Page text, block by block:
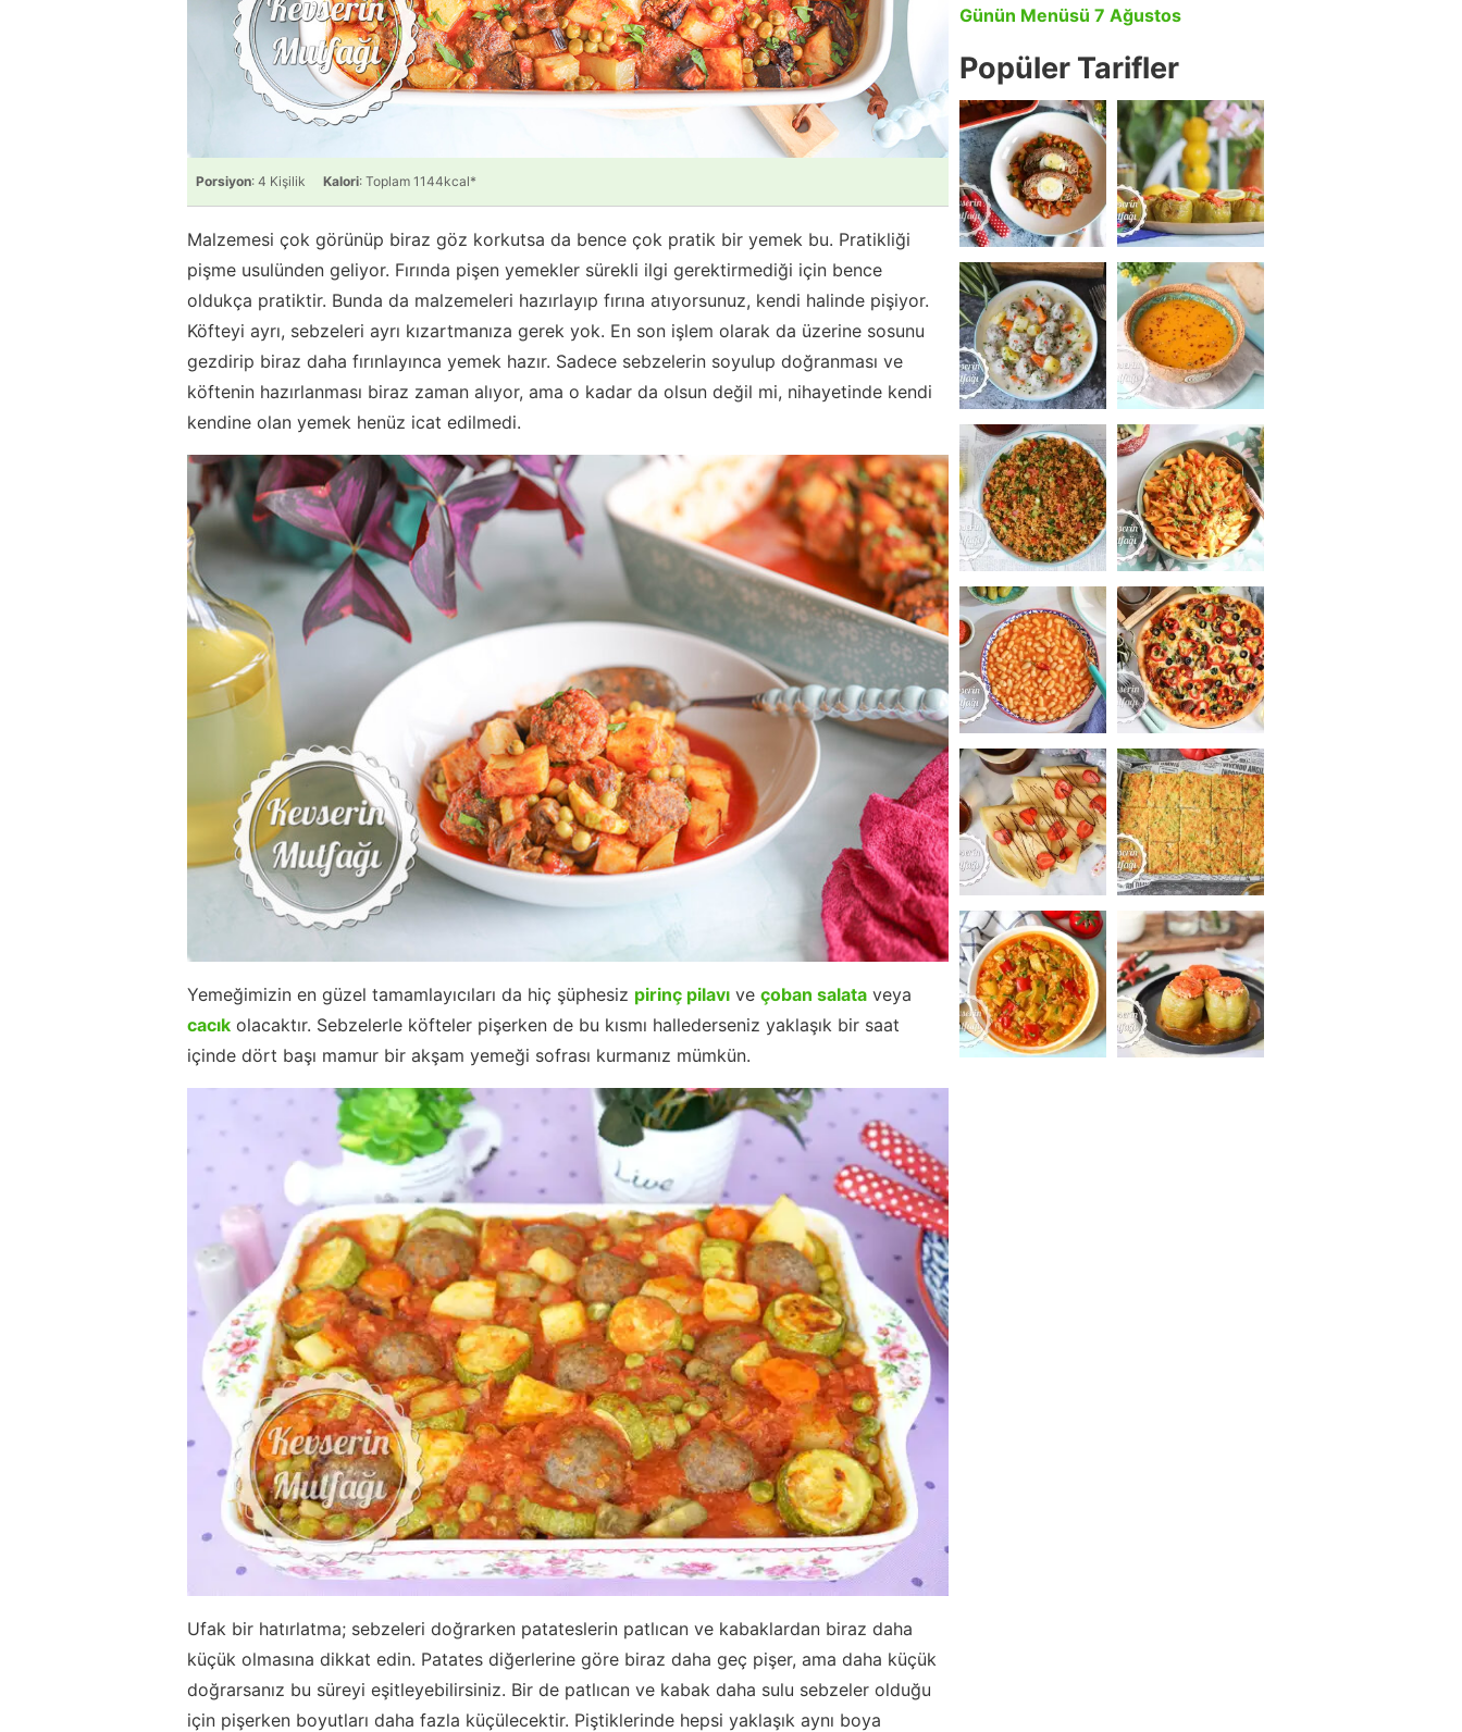
Porsiyon: 4 Kişilik Kalori: Toplam 1144kcal*
Malzemesi çok görünüp biraz göz korkutsa da bence çok pratik bir yemek bu. Pratikliği
pişme usulünden geliyor. Fırında pişen yemekler sürekli ilgi gerektirmediği için bence
oldukça pratiktir. Bunda da malzemeleri hazırlayıp fırına atıyorsunuz, kendi halinde pişiyor.
Köfteyi ayrı, sebzeleri ayrı kızartmanıza gerek yok. En son işlem olarak da üzerine sosunu
gezdirip biraz daha fırınlayınca yemek hazır. Sadece sebzelerin soyulup doğranması ve
köftenin hazırlanması biraz zaman alıyor, ama o kadar da olsun değil mi, nihayetinde kendi
kendine olan yemek henüz icat edilmedi.
Yemeğimizin en güzel tamamlayıcıları da hiç şüphesiz pirinç pilavı ve çoban salata veya
cacık olacaktır. Sebzelerle köfteler pişerken de bu kısmı hallederseniz yaklaşık bir saat
içinde dört başı mamur bir akşam yemeği sofrası kurmanız mümkün.
Ufak bir hatırlatma; sebzeleri doğrarken patateslerin patlıcan ve kabaklardan biraz daha
küçük olmasına dikkat edin. Patates diğerlerine göre biraz daha geç pişer, ama daha küçük
doğrarsanız bu süreyi eşitleyebilirsiniz. Bir de patlıcan ve kabak daha sulu sebzeler olduğu
için pişerken boyutları daha fazla küçülecektir. Piştiklerinde hepsi yaklaşık aynı boya
Günün Menüsü 7 Ağustos
Popüler Tarifler